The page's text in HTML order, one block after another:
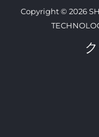
Copyright © 2026